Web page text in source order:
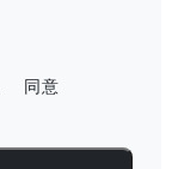
同意